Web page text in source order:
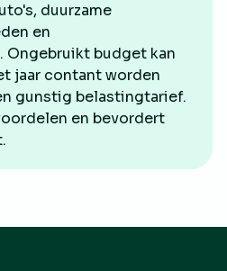
duurzame
en
budget kan
jaar contant worden
gunstig belastingtarief.
en bevordert